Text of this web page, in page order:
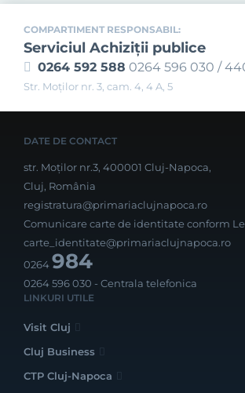
COMPARTIMENT RESPONSABIL:
Serviciul Achiziţii publice
0264 592 588 0264 596 030 /
Str. Moţilor nr. 3, cam. 4, 4 A, 5
DATE DE CONTACT
str. Moților nr.3, 400001 Cluj-Napoca,
Cluj, România
registratura@primariaclujnapoca.ro
Comunicare carte de identitate conform
carte_identitate@primariaclujnapoca.ro
0264984
0264 596 030 - Centrala telefonica
LINKURI UTILE
Visit Cluj
Cluj Business
CTP Cluj-Napoca